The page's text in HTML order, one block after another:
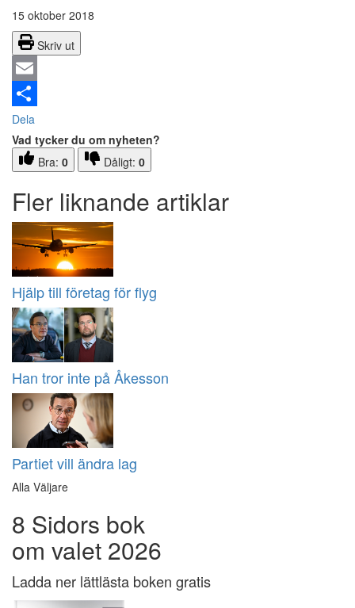
15 oktober 2018
Skriv ut
Email
Dela
Vad tycker du om nyheten?
Bra: 0 Dåligt: 0
Fler liknande artiklar
Hjälp till företag för flyg
Han tror inte på Åkesson
Partiet vill ändra lag
Alla Väljare
8 Sidors bok
om valet 2026
Ladda ner lättlästa boken gratis